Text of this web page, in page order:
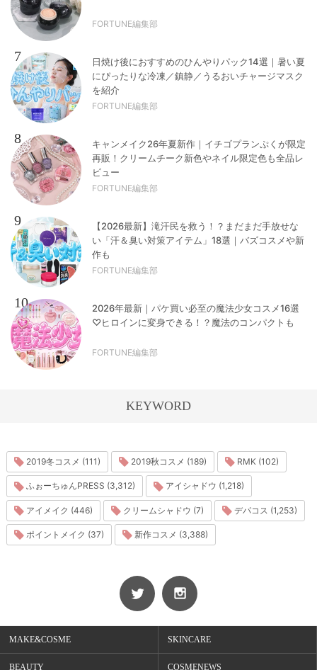
FORTUNE編集部
7
日焼け後におすすめのひんやりパック14選｜暑い夏
にぴったりな冷凍／鎮静／うるおいチャージマスク
を紹介
FORTUNE編集部
8
キャンメイク26年夏新作｜イチゴプランぷくが限定
再販！クリームチーク新色やネイル限定色も全品レ
ビュー
FORTUNE編集部
9
【2026最新】滝汗民を救う！？まだまだ手放せな
い「汗＆臭い対策アイテム」18選｜バズコスメや新
作も
FORTUNE編集部
10
2026年最新｜パケ買い必至の魔法少女コスメ16選
♡ヒロインに変身できる！？魔法のコンパクトも
FORTUNE編集部
KEYWORD
2019冬コスメ (111) 2019秋コスメ (189) RMK (102)
ふぉーちゅんPRESS (3,312) アイシャドウ (1,218)
アイメイク (446) クリームシャドウ (7) デパコス (1,253)
ポイントメイク (37) 新作コスメ (3,388)
MAKE&COSME SKINCARE
BEAUTY COSMENEWS